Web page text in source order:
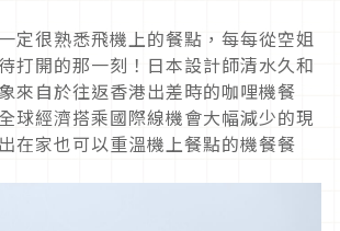
定很熟悉飛機上的餐點，每每從空姐
打開的那一刻！日本設計師清水久和
來自於往返香港出差時的咖哩機餐
球經濟搭乘國際線機會大幅減少的現
在家也可以重溫機上餐點的機餐餐